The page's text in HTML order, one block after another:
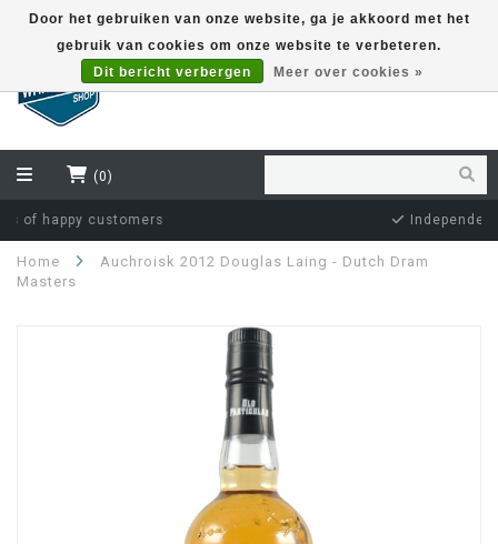
(0)
Independent bottler specialist
Home
Auchroisk 2012 Douglas Laing - Dutch Dram
Masters
Door het gebruiken van onze website, ga je akkoord met het
gebruik van cookies om onze website te verbeteren.
Dit bericht verbergen
Meer over cookies »